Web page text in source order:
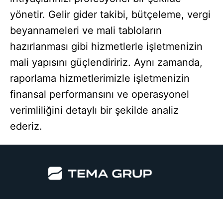
yönetir. Gelir gider takibi, bütçeleme, vergi
beyannameleri ve mali tabloların
hazırlanması gibi hizmetlerle işletmenizin
mali yapısını güçlendiririz. Aynı zamanda,
raporlama hizmetlerimizle işletmenizin
finansal performansını ve operasyonel
verimliliğini detaylı bir şekilde analiz
ederiz.